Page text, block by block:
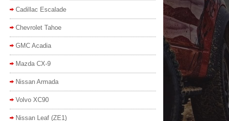
Cadillac Escalade
Chevrolet Tahoe
GMC Acadia
Mazda CX-9
Nissan Armada
Volvo XC90
Nissan Leaf (ZE1)